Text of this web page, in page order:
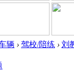
辆 › 驾校/陪练 › 刘